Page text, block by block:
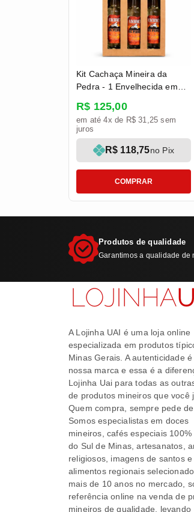
Kit Cachaça Mineira da
Pedra - 1 Envelhecida em
Jequitibá Rosa 275 ml
R$ 125,00
R$ 118,75no Pix
em até 4x de R$ 31,25 sem
juros
COMPRAR
Produtos de qualidade
Garantimos a qualidade de
A Lojinha UAI é uma loja online
especializada em produtos
Minas Gerais. A autenticidade é
nossa marca e essa é a
Lojinha Uai para todas as
de produtos mineiros que você
Quem compra, sempre pede
Somos especialistas em doces
mineiros, cafés especiais 100%
do Sul de Minas, artesanatos,
religiosos, imagens de santos e
alimentos regionais
mais de 10 anos no mercado,
referência online na venda de
mineiros de qualidade, levando